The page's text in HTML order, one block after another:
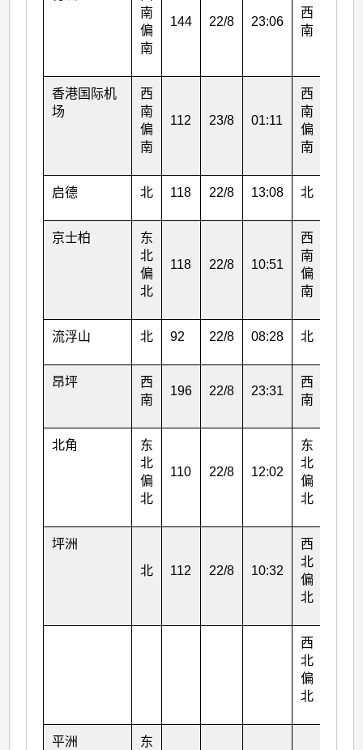
南
偏
南
144 22/8 23:06
西
南
香港国际机
场
西
南
偏
南
112 23/8 01:11
西
南
偏
南
启德 北 118 22/8 13:08 北
京士柏
东
北
偏
北
118 22/8 10:51
西
南
偏
南
流浮山 北 92 22/8 08:28 北
昂坪
西
南
196 22/8 23:31
西
南
北角
东
北
偏
北
110 22/8 12:02
东
北
偏
北
坪洲
北
112 22/8 10:32
西
北
偏
北
西
北
偏
北
平洲
东